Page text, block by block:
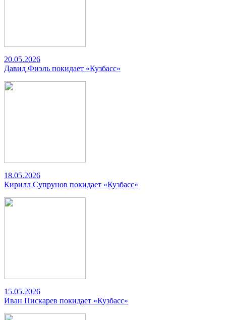
20.05.2026
Давид Фиэль покидает «Кузбасс»
18.05.2026
Кирилл Супрунов покидает «Кузбасс»
15.05.2026
Иван Пискарев покидает «Кузбасс»